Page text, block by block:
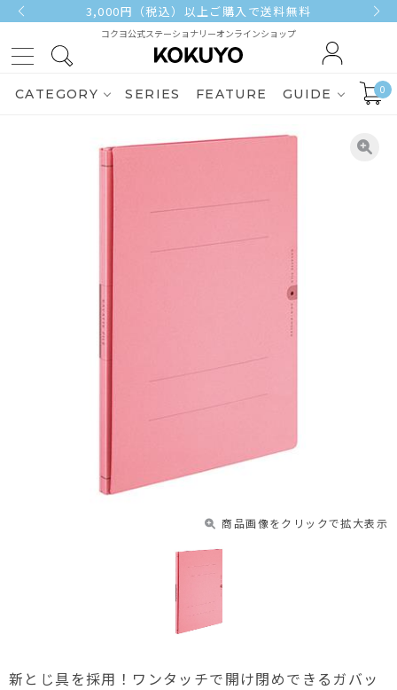
3,000円（税込）以上ご購入で送料無料
コクヨ公式ステーショナリーオンラインショップ
CATEGORY SERIES FEATURE GUIDE 0
商品画像をクリックで拡大表示
新とじ具を採用！ワンタッチで開け閉めできるガバッ